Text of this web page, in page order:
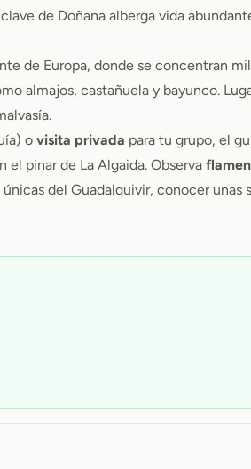
de Doñana alberga vida
de Europa, donde se concentran
almajos, castañuela y bayunco.
o visita privada para tu grupo, el
el pinar de La Algaida. Observa
del Guadalquivir, conocer